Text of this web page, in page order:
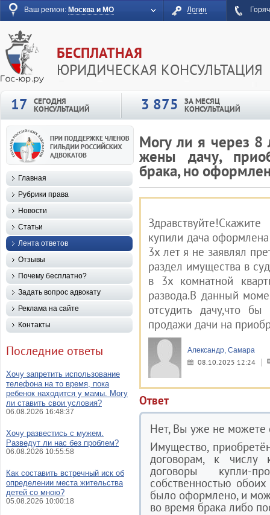
Ваш регион: Москва и МО Логин
БЕСПЛАТНАЯ
ЮРИДИЧЕСКАЯ КОНСУЛЬТАЦИЯ
17
СЕГОДНЯ
КОНСУЛЬТАЦИЙ 3 875 ЗА МЕСЯЦ
КОНСУЛЬТАЦИЙ
Могу ли я через 8
жены дачу,
брака, но
купили дача
3х лет я не заявлял
раздел имущества в
в 3х комнатной
развода.В данный
отсудить дачу,что
продажи дачи на
Александр, Самара
08.10.2025 12:24
Ответ
Нет, Вы уже не можете
Имущество,
договорам, к числу
договоры купли-
собственностью
было оформлено, и
во время брака либо
Главная
Рубрики права
Новости
Статьи
Лента ответов
Отзывы
Почему бесплатно?
Задать вопрос адвокату
Реклама на сайте
Контакты
Последние ответы
Хочу запретить использование
телефона на то время, пока
ребенок находится у мамы. Могу
ли ставить свои условия?
06.08.2026 16:48:37
Хочу развестись с мужем.
Разведут ли нас без проблем?
06.08.2026 10:55:58
Как составить встречный иск об
определении места жительства
детей со мною?
05.08.2026 10:00:18